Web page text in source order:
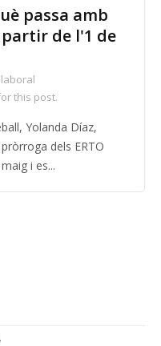
passa amb
partir de l'1 de
this post.
Yolanda Díaz,
dels ERTO
i es...